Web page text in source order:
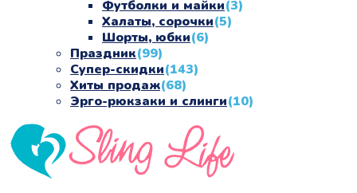
Футболки и майки(3)
Халаты, сорочки(5)
Шорты, юбки(6)
Праздник(99)
Супер-скидки(143)
Хиты продаж(68)
Эрго-рюкзаки и слинги(10)